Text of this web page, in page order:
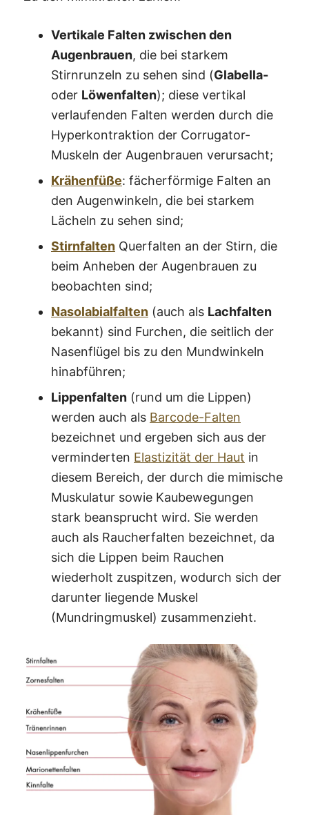
Vertikale Falten zwischen den
Augenbrauen, die bei starkem
Stirnrunzeln zu sehen sind (Glabella-
oder Löwenfalten); diese vertikal
verlaufenden Falten werden durch die
Hyperkontraktion der Corrugator-
Muskeln der Augenbrauen verursacht;
Krähenfüße: fächerförmige Falten an
den Augenwinkeln, die bei starkem
Lächeln zu sehen sind;
Stirnfalten Querfalten an der Stirn, die
beim Anheben der Augenbrauen zu
beobachten sind;
Nasolabialfalten (auch als Lachfalten
bekannt) sind Furchen, die seitlich der
Nasenflügel bis zu den Mundwinkeln
hinabführen;
Lippenfalten (rund um die Lippen)
werden auch als Barcode-Falten
bezeichnet und ergeben sich aus der
verminderten Elastizität der Haut in
diesem Bereich, der durch die mimische
Muskulatur sowie Kaubewegungen
stark beansprucht wird. Sie werden
auch als Raucherfalten bezeichnet, da
sich die Lippen beim Rauchen
wiederholt zuspitzen, wodurch sich der
darunter liegende Muskel
(Mundringmuskel) zusammenzieht.